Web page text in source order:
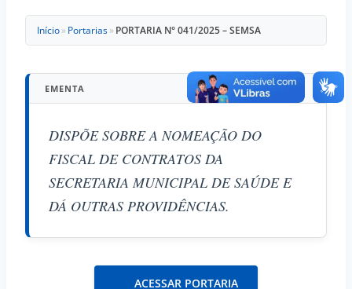
Início» Portarias» PORTARIA N° 041/2025 – SEMSA
EMENTA
DISPÕE SOBRE A NOMEAÇÃO DO
FISCAL DE CONTRATOS DA
SECRETARIA MUNICIPAL DE SAÚDE E
DÁ OUTRAS PROVIDÊNCIAS.
ACESSAR PORTARIA